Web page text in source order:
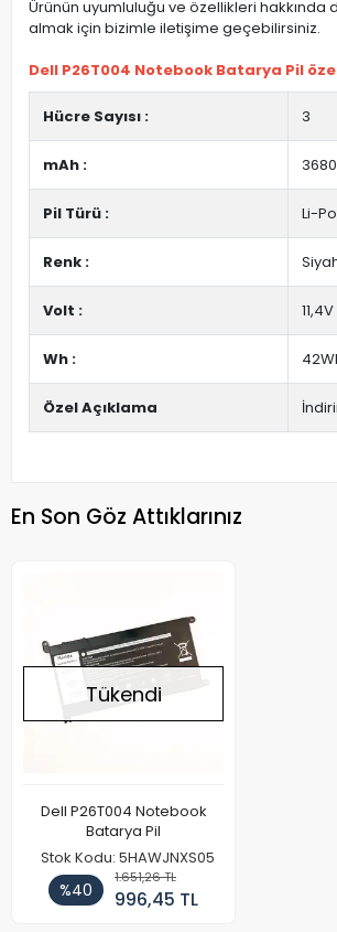
Ürünün uyumluluğu ve özellikleri hakkında
almak için bizimle iletişime geçebilirsiniz.
Dell P26T004 Notebook Batarya Pil
Hücre Sayısı : 3
mAh :
Pil Türü : Li-Po
Renk :
Volt : 11,4V
Wh :
Özel Açıklama
En Son Göz Attıklarınız
Tükendi
Dell P26T004 Notebook
Batarya Pil
Stok Kodu: 5HAWJNXS05
%40
1.651,26 TL
996,45 TL